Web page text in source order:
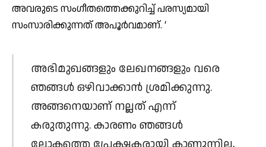
അവരുടെ സംഗീതത്തെക്കുറിച്ച് പരസ്യമായി
സംസാരിക്കുന്നത് അപൂര്‍വമാണ്. ‘
അഭിമുഖങ്ങളും ലേഖനങ്ങളും വരെ
ഞങ്ങള്‍ ഒഴിവാക്കാന്‍ ശ്രമിക്കുന്നു.
അങ്ങനെയാണ് നല്ലത് എന്ന്
കരുതുന്നു. കാരണം ഞങ്ങള്‍